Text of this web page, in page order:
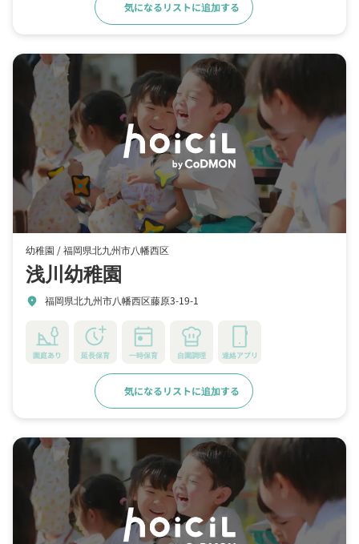
気になるリストに追加する
幼稚園 /福岡県北九州市八幡西区
浅川幼稚園
location_on 福岡県北九州市八幡西区藤原3-19-1
園庭あり 延長保育 一時保育 自園調理 連絡アプリ
気になるリストに追加する